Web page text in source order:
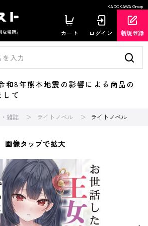
KADOKAWA Group
カート ログイン 新規登録
8年熊本地震の影響による商品の
て
雑誌 ライトノベル ライトノベル
画像タップで拡大